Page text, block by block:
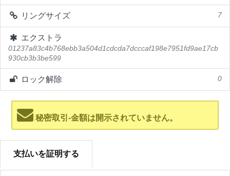
リングサイズ 7
エクストラ
01237a83c4b768ebb3a504d1cdcda7dcccaf198e7951fd9ae17cb
930cb3b3be599
ロック解除 0
秘密取引-金額は開示されていません。
支払いを証明する